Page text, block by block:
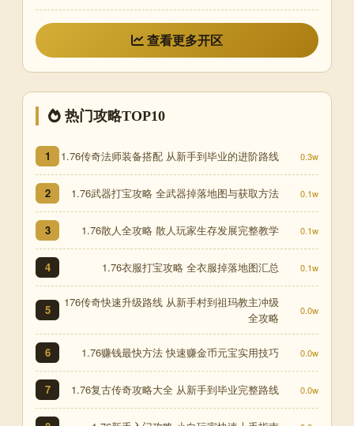
查看更多开区
热门攻略TOP10
1 1.76传奇法师装备搭配 从新手到毕业的进阶路线 0.3w
2 1.76武器打宝攻略 全武器掉落地图与获取方法 0.1w
3 1.76散人全攻略 散人玩家生存发展完整教学 0.1w
4 1.76衣服打宝攻略 全衣服掉落地图汇总 0.1w
5
176传奇快速升级路线 从新手村到祖玛教主冲级
全攻略
0.0w
6 1.76赚钱最快方法 快速赚金币元宝实用技巧 0.0w
7 1.76复古传奇攻略大全 从新手到毕业完整路线 0.0w